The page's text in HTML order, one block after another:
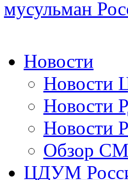
мусульман
Новости
Новости
Новости
Новости
Обзор
ЦДУМ